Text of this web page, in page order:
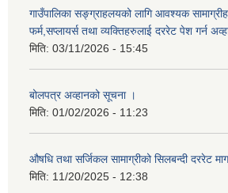
गाउँपालिका सङ्ग्राहलयको लागि आवश्यक
फर्म,सप्लायर्स तथा व्यक्तिहरुलाई दररेट पेश गर्न
मिति: 03/11/2026 - 15:45
बोलपत्र अव्हानको सूचना ।
मिति: 01/02/2026 - 11:23
औषधि तथा सर्जिकल सामाग्रीको सिलबन्दी दररेट
मिति: 11/20/2025 - 12:38